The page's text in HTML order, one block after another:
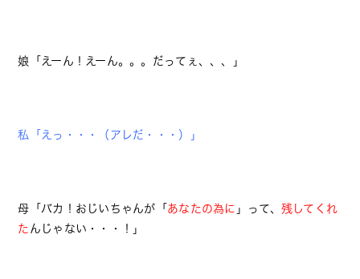
娘「えーん！えーん。。。だってぇ、、、」
私「えっ・・・（アレだ・・・）」
母「バカ！おじいちゃんが「 あなたの為に 」って、 残してくれ
た んじゃない・・・！」